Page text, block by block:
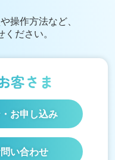
操作方法など、
ださい。
客さま
・お申し込み
い合わせ